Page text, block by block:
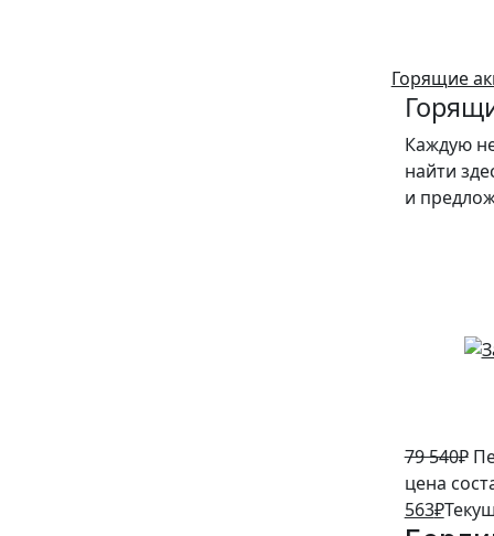
Горящие
Каждую
найти
и
79 540₽
цена
563₽